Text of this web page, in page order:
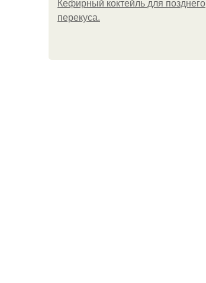
Кефирный коктейль для позднего
перекуса.